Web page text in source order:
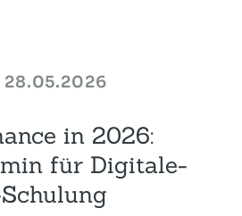
in 2026:
für Digitale-